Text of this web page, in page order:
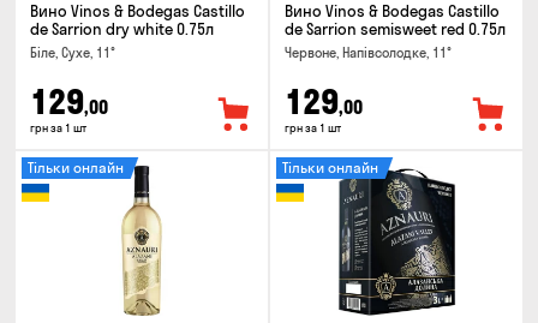
Вино Vinos & Bodegas Castillo
de Sarrion dry white 0.75л
Біле, Сухе, 11°
129,00
грн за 1 шт
Вино Vinos & Bodegas Castillo
de Sarrion semisweet red 0.75л
Червоне, Напівсолодке, 11°
129,00
грн за 1 шт
Тільки онлайн Тільки онлайн